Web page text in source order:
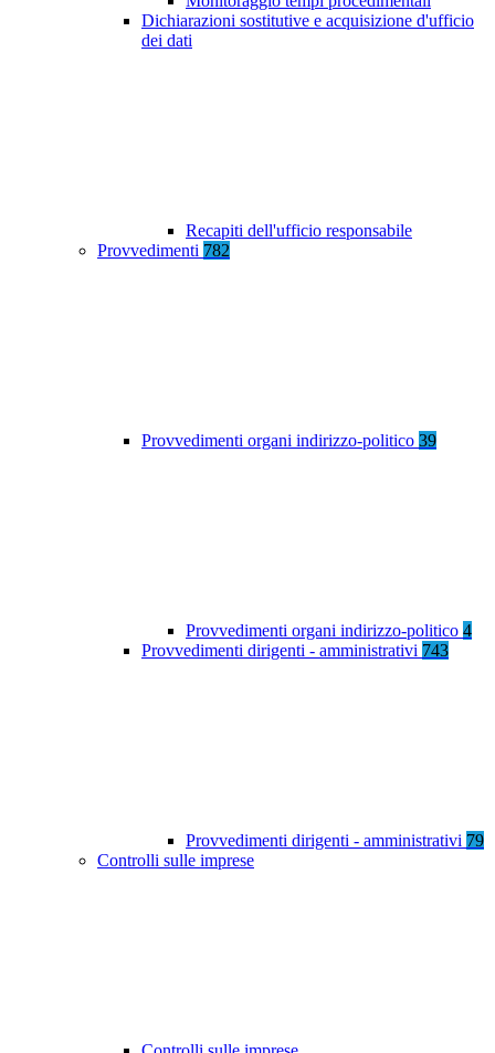
Dichiarazioni sostitutive e acquisizione d'ufficio
dei dati
Recapiti dell'ufficio responsabile
Provvedimenti 782
Provvedimenti organi indirizzo-politico 39
Provvedimenti organi indirizzo-politico 4
Provvedimenti dirigenti - amministrativi 743
Provvedimenti dirigenti - amministrativi 79
Controlli sulle imprese